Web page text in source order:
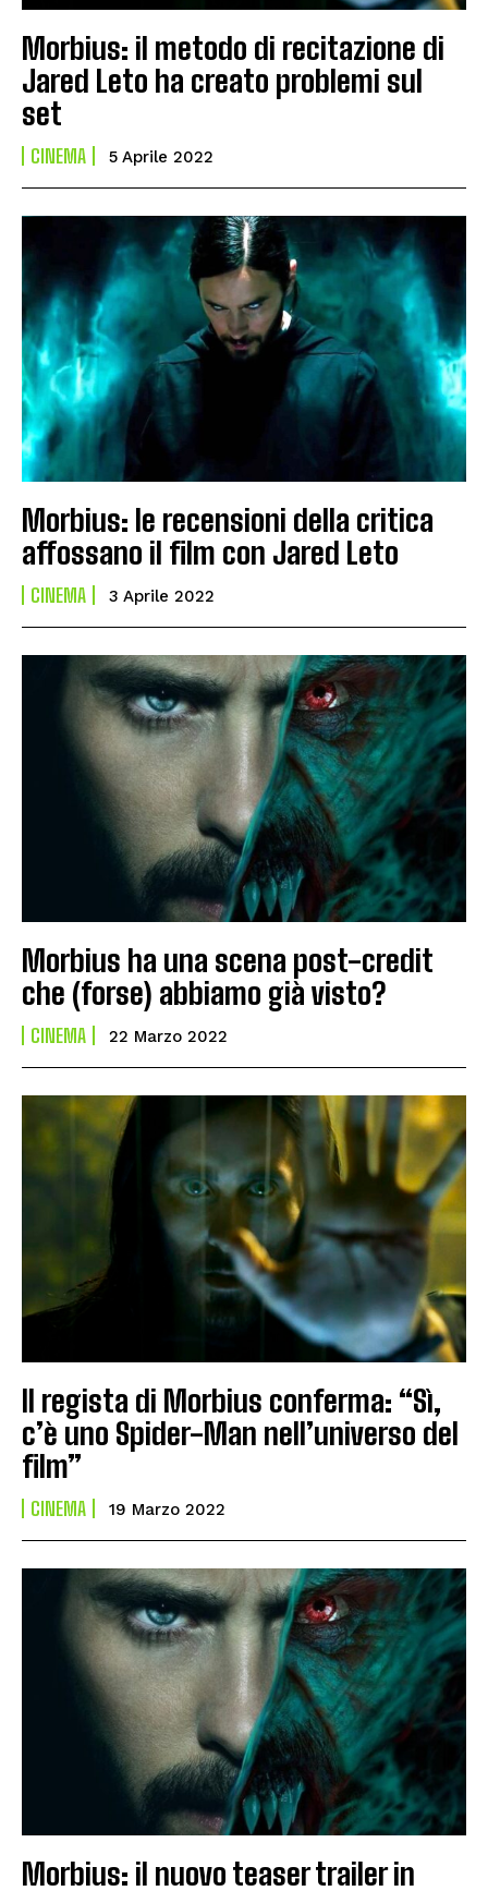
Morbius: il metodo di recitazione di
Jared Leto ha creato problemi sul
set
CINEMA 5 Aprile 2022
Morbius: le recensioni della critica
affossano il film con Jared Leto
CINEMA 3 Aprile 2022
Morbius ha una scena post-credit
che (forse) abbiamo già visto?
CINEMA 22 Marzo 2022
Il regista di Morbius conferma: “Sì,
c’è uno Spider-Man nell’universo del
film”
CINEMA 19 Marzo 2022
Morbius: il nuovo teaser trailer in